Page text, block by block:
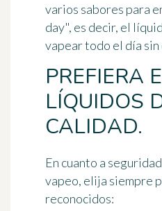
varios sabores para
day", es decir, el
vapear todo el día
PREFIERA
LÍQUIDOS
CALIDAD.
En cuanto a
vapeo, elija siempre
reconocidos: